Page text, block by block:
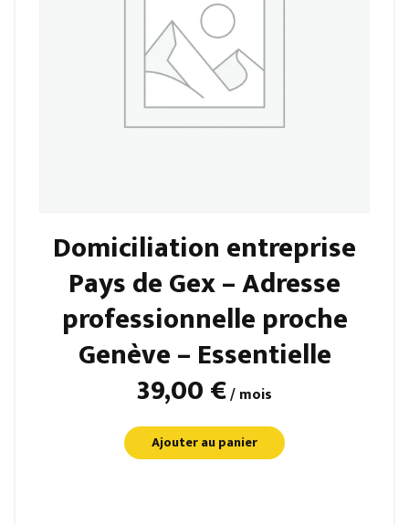
sur
la
page
du
produit
Domiciliation entreprise
Pays de Gex – Adresse
professionnelle proche
Genève – Essentielle
39,00€/ mois
Ajouter au panier